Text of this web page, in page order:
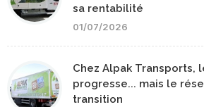
sa rentabilité
01/07/2026
Chez Alpak Transports,
progresse... mais le
transition